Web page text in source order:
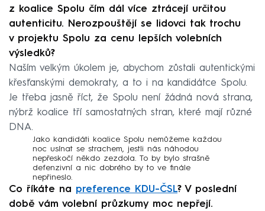
z koalice Spolu čím dál více ztrácejí určitou
autenticitu. Nerozpouštějí se lidovci tak trochu
v projektu Spolu za cenu lepších volebních
výsledků?
Naším velkým úkolem je, abychom zůstali autentickými
křesťanskými demokraty, a to i na kandidátce Spolu.
Je třeba jasně říct, že Spolu není žádná nová strana,
nýbrž koalice tří samostatných stran, které mají různé
DNA.
Jako kandidáti koalice Spolu nemůžeme každou
noc usínat se strachem, jestli nás náhodou
nepřeskočí někdo zezdola. To by bylo strašně
defenzivní a nic dobrého by to ve finále
nepřineslo.
Co říkáte na preference KDU-ČSL? V poslední
době vám volební průzkumy moc nepřejí.